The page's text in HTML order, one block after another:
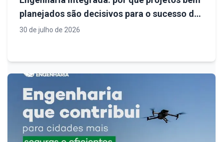
planejados são decisivos para o sucesso de
empreendimentos
30 de julho de 2026